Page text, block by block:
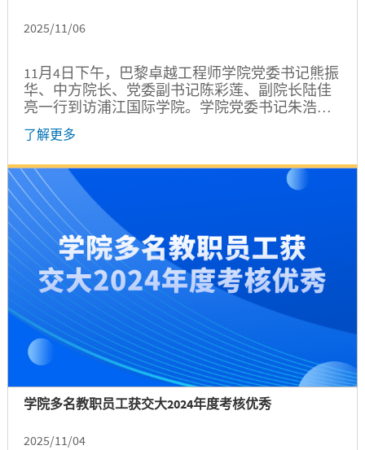
2025/11/06
11月4日下午，巴黎卓越工程师学院党委书记熊振
华、中方院长、党委副书记陈彩莲、副院长陆佳
亮一行到访浦江国际学院。学院党委书记朱浩
瑾、本科教育副院长郑刚、研究生副院长沈泳
星、院长助理孙婷及相关部门负责人、业务专员
院一行的到访表示热烈欢迎，并介绍了学院的办
学理念、发展历程及学院办学转型取得的成效。...
了解更多
学院多名教职员工获交大2024年度考核优秀
2025/11/04